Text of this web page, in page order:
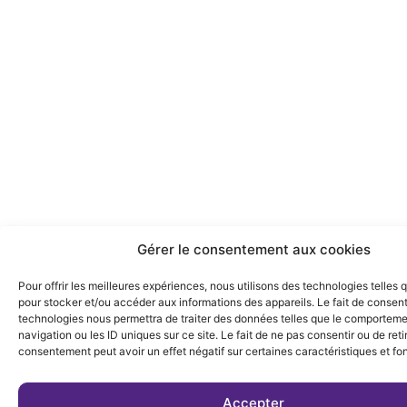
Gérer le consentement aux cookies
Pour offrir les meilleures expériences, nous utilisons des technologies telles
pour stocker et/ou accéder aux informations des appareils. Le fait de
technologies nous permettra de traiter des données telles que le
navigation ou les ID uniques sur ce site. Le fait de ne pas consentir ou de
consentement peut avoir un effet négatif sur certaines caractéristiques et
Accepter